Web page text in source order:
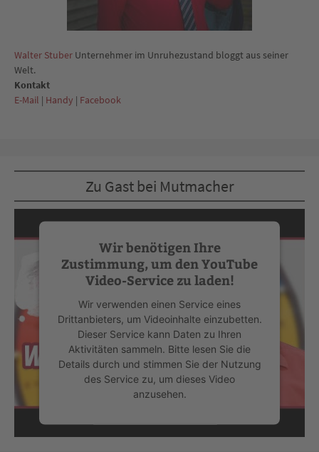
Walter Stuber Unternehmer im Unruhezustand bloggt aus seiner
Welt.
Kontakt
E-Mail | Handy | Facebook
Zu Gast bei Mutmacher
Wir benötigen Ihre
Zustimmung, um den YouTube
Video-Service zu laden!
Wir verwenden einen Service eines
Drittanbieters, um Videoinhalte einzubetten.
Dieser Service kann Daten zu Ihren
Aktivitäten sammeln. Bitte lesen Sie die
Details durch und stimmen Sie der Nutzung
des Service zu, um dieses Video
anzusehen.
Mehr Informationen